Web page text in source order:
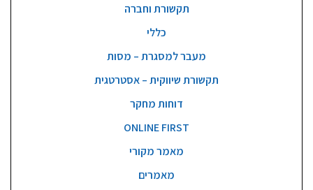
תקשורת וחברה
כללי
מעבר למסגרת – מסות
תקשורת שיווקית – אסטרטגית
דוחות מחקר
ONLINE FIRST
מאמר מקורי
מאמרים